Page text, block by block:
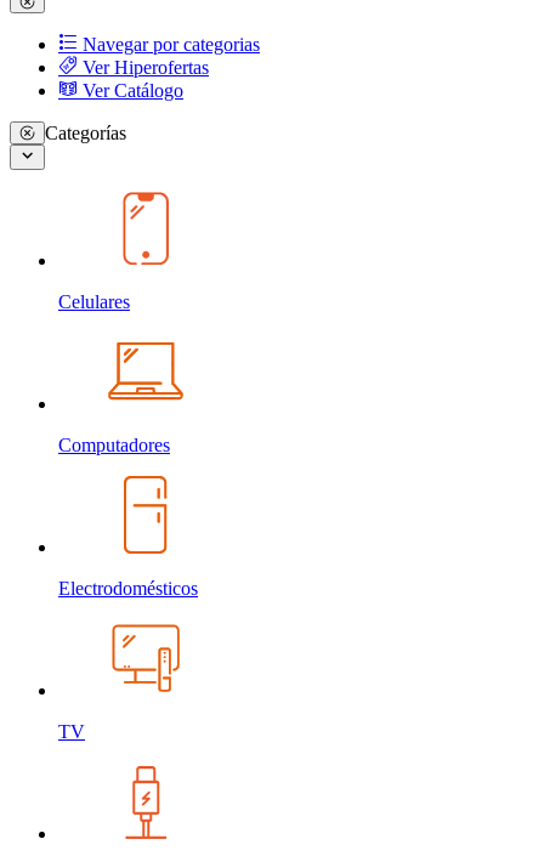
Navegar por categorias
Ver Hiperofertas
Ver Catálogo
Categorías
Celulares
Computadores
Electrodomésticos
TV